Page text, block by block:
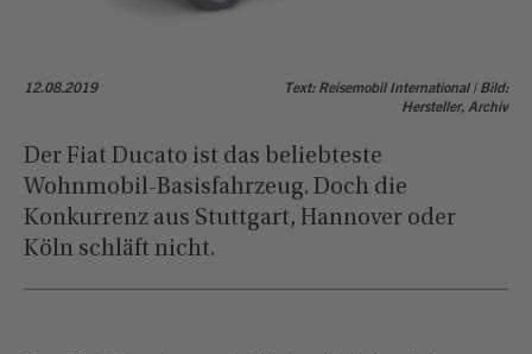
12.08.2019
Text: Reisemobil International | Bild:
Hersteller, Archiv
Der Fiat Ducato ist das beliebteste
Wohnmobil-Basisfahrzeug. Doch die
Konkurrenz aus Stuttgart, Hannover oder
Köln schläft nicht.